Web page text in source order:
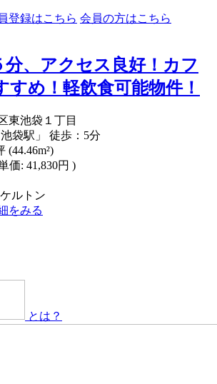
登録はこちら 会員の方はこちら
分、アクセス良好！カフ
すめ！軽飲食可能物件！
東池袋１丁目
袋駅」 徒歩：5分
(44.46m²)
価: 41,830円 )
ルトン
をみる
とは？